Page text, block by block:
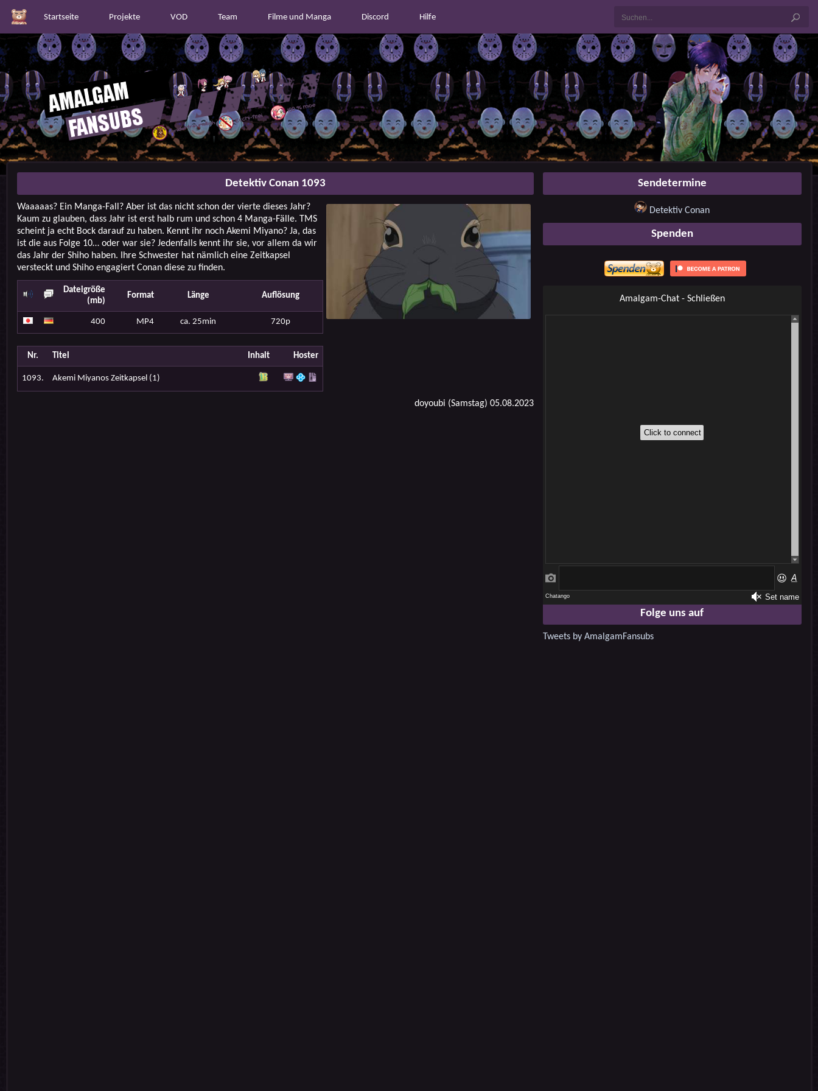
Startseite Projekte VOD Team Filme und Manga Discord Hilfe
Detektiv Conan 1093
Waaaaas? Ein Manga-Fall? Aber ist das nicht schon der vierte dieses Jahr?
Kaum zu glauben, dass Jahr ist erst halb rum und schon 4 Manga-Fälle. TMS
scheint ja echt Bock darauf zu haben. Kennt ihr noch Akemi Miyano? Ja, das
ist die aus Folge 10… oder war sie? Jedenfalls kennt ihr sie, vor allem da wir
das Jahr der Shiho haben. Ihre Schwester hat nämlich eine Zeitkapsel
versteckt und Shiho engagiert Conan diese zu finden.
Dateigröße
(mb)
Format Länge Auflösung
400 MP4 ca. 25min 720p
Nr. Titel Inhalt Hoster
1093. Akemi Miyanos Zeitkapsel (1)
doyoubi (Samstag) 05.08.2023
Sendetermine
Detektiv Conan
Spenden
Amalgam-Chat - Schließen
Folge uns auf
Tweets by AmalgamFansubs